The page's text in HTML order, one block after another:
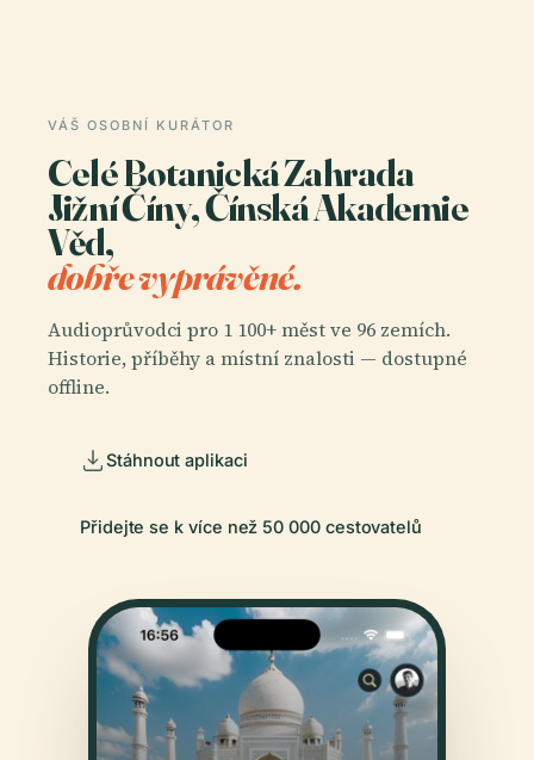
VÁŠ OSOBNÍ KURÁTOR
Celé Botanická Zahrada
Jižní Číny, Čínská Akademie
Věd,
dobře vyprávěné.
Audioprůvodci pro 1 100+ měst ve 96 zemích.
Historie, příběhy a místní znalosti — dostupné
offline.
Stáhnout aplikaci
Přidejte se k více než 50 000 cestovatelů